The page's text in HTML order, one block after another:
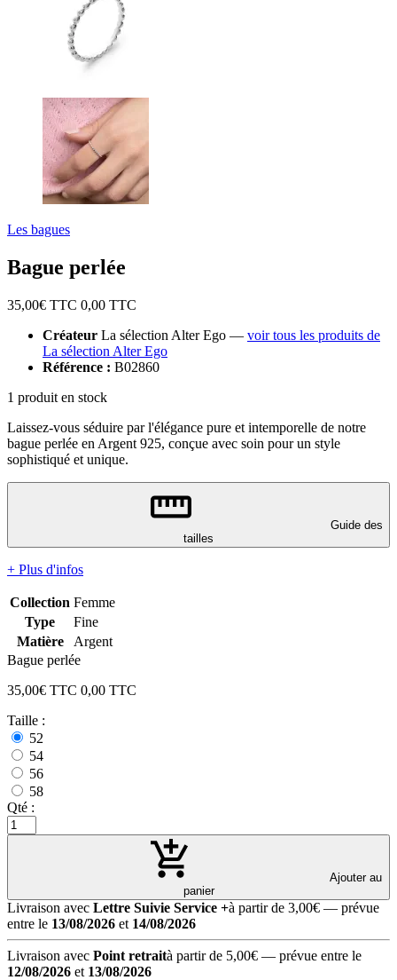
Les bagues
Bague perlée
35,00€ TTC 0,00 TTC
Créateur La sélection Alter Ego — voir tous les produits de
La sélection Alter Ego
Référence : B02860
1 produit en stock
Laissez-vous séduire par l'élégance pure et intemporelle de notre
bague perlée en Argent 925, conçue avec soin pour un style
sophistiqué et unique.
Guide des
tailles
+ Plus d'infos
Collection Femme
Type
Fine
Matière
Argent
Bague perlée
35,00€ TTC 0,00 TTC
Taille :
52
54
56
58
Qté :
Ajouter au
panier
Livraison avec Lettre Suivie Service +à partir de 3,00€ — prévue
entre le 13/08/2026 et 14/08/2026
Livraison avec Point retraità partir de 5,00€ — prévue entre le
12/08/2026 et 13/08/2026